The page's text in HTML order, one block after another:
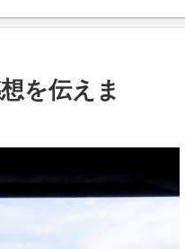
を伝えま